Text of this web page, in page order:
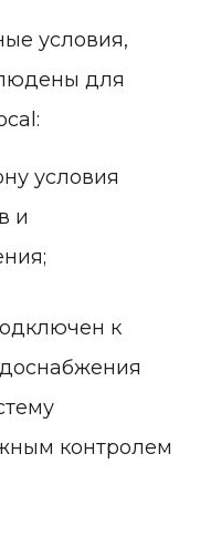
условия,
для
условия
и
к
контролем